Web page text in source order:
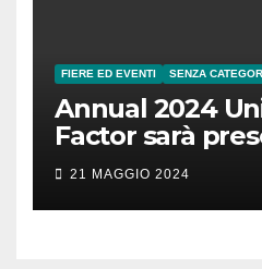
FIERE ED EVENTI SENZA
Annual 2024
Factor sarà
all’evento!
21 MAGGIO 2024